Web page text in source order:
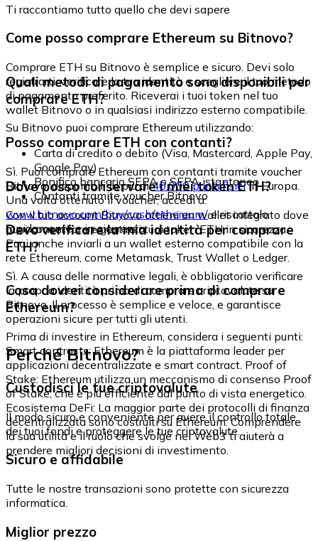
Ti raccontiamo tutto quello che devi sapere
Come posso comprare Ethereum su Bitnovo?
Comprare ETH su Bitnovo è semplice e sicuro. Devi solo
registrarti, verificare la tua identità e scegliere il tuo metodo
di pagamento preferito. Riceverai i tuoi token nel tuo
wallet Bitnovo o in qualsiasi indirizzo esterno compatibile.
Quali metodi di pagamento sono disponibili per
comprare ETH?
Su Bitnovo puoi comprare Ethereum utilizzando:
Carta di credito o debito (Visa, Mastercard, Apple Pay,
Google Pay)
Bonifico bancario SEPA o SEPA istantaneo
Contanti tramite voucher Bitnovo
Posso comprare ETH con contanti?
Sì. Puoi comprare Ethereum con contanti tramite voucher
Bitnovo, disponibili in più di40.000 punti fisiciin Europa.
Una volta ottenuto il voucher, accedi a:
www.bitnovo.com/buy/cash/ethereum/e riscattalo
rapidamente e in sicurezza.
Dove posso conservare i miei token ETH?
Con il tuo account Bitnovo ottieni un wallet integrato dove
puoi conservare e gestire i tuoi token ETH in sicurezza.
Puoi anche inviarli a un wallet esterno compatibile con la
rete Ethereum, come Metamask, Trust Wallet o Ledger.
Devo verificare la mia identità per comprare
ETH?
Sì. A causa delle normative legali, è obbligatorio verificare
la propria identità prima di comprare criptovalute su
Bitnovo. Il processo è semplice e veloce, e garantisce
operazioni sicure per tutti gli utenti.
Cosa dovrei considerare prima di comprare
Ethereum?
Prima di investire in Ethereum, considera i seguenti punti:
Smart contracts: Ethereum è la piattaforma leader per
applicazioni decentralizzate e smart contract. Proof of
Stake: Ethereum utilizza un meccanismo di consenso Proof
of Stake, che è più efficiente dal punto di vista energetico.
Ecosistema DeFi: La maggior parte dei protocolli di finanza
decentralizzata sono costruiti su Ethereum. Comprendere
la sua utilità e il ruolo che svolge nel Web3 ti aiuterà a
prendere migliori decisioni di investimento.
Perché Bitnovo?
Custodisci le tue criptovalute
Il modo sicuro e conveniente per avere il controllo totale
dei tuoi fondi e proteggere le tue criptovalute.
Sicuro e affidabile
Tutte le nostre transazioni sono protette con sicurezza
informatica.
Miglior prezzo